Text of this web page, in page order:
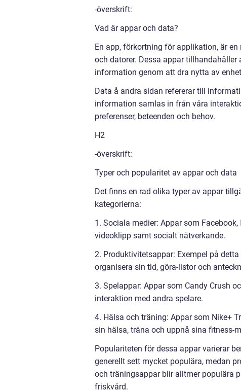
-överskrift:
Vad är appar och data?
En app, förkortning för applikation, är
och datorer. Dessa appar
information genom att dra nytta av
Data å andra sidan refererar till
information samlas in från våra
preferenser, beteenden och behov.
H2
-överskrift:
Typer och popularitet av appar och data
Det finns en rad olika typer av appar
kategorierna:
1. Sociala medier: Appar som
videoklipp samt socialt nätverkande.
2. Produktivitetsappar: Exempel på
organisera sin tid, göra-listor och
3. Spelappar: Appar som Candy Crush
interaktion med andra spelare.
4. Hälsa och träning: Appar som Nike+
sin hälsa, träna och uppnå sina fitness-
Populariteten för dessa appar varierar
generellt sett mycket populära, medan
och träningsappar blir alltmer populära
friskvård.